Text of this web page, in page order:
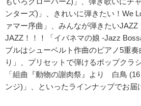
ンターズ)」、きれいに弾きたい！We
ァマー序曲」、みんなが弾きたいJAZZ
JAZZ！！！「イパネマの娘 -Jazz
ブルはシューベルト作曲のピアノ5重
り」、プリセットで弾けるポップクラ
「組曲『動物の謝肉祭』より 白鳥
ンジ)」、といったラインナップでお届